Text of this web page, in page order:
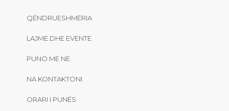
QËNDRUESHMËRIA
LAJME DHE EVENTE
PUNO ME NE
NA KONTAKTONI
ORARI I PUNËS